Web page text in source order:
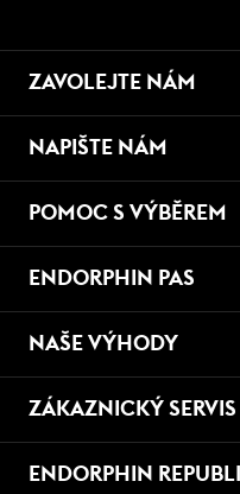
ZAVOLEJTE NÁM
NAPIŠTE NÁM
POMOC S VÝBĚREM
ENDORPHIN PAS
NAŠE VÝHODY
ZÁKAZNICKÝ SERVIS
ENDORPHIN